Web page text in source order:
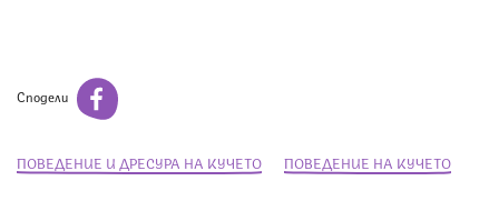
Сподели
ПОВЕДЕНИЕ И ДРЕСУРА НА КУЧЕТО ПОВЕДЕНИЕ НА КУЧЕТО